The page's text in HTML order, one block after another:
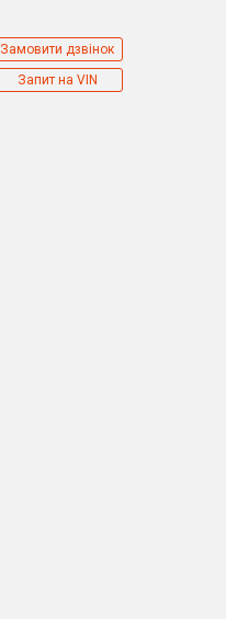
Замовити дзвінок
Запит на VIN